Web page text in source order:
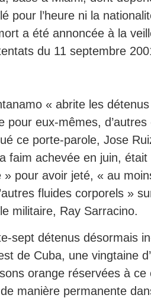
pour l’heure ni la
a été annoncée à la
du 11 septembre
« abrite les
pour eux-mêmes,
ce porte-parole, Jose
faim achevée en juin,
» pour avoir jeté, « au
fluides corporels »
militaire, Ray Sarracino.
sept détenus désormais
de Cuba, une vingtaine
orange réservées à ce
manière permanente